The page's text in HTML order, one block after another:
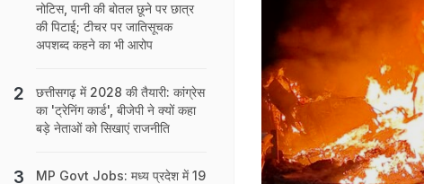
नोटिस, पानी की बोतल छूने पर छात्र
की पिटाई; टीचर पर जातिसूचक
अपशब्द कहने का भी आरोप
छत्तीसगढ़ में 2028 की तैयारी: कांग्रेस
का 'ट्रेनिंग कार्ड', बीजेपी ने क्‍यों कहा
बड़े नेताओं को सिखाएं राजनीति
MP Govt Jobs: मध्य प्रदेश में 19